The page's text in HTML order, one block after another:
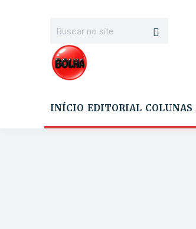
INÍCIO EDITORIAL COLUNAS